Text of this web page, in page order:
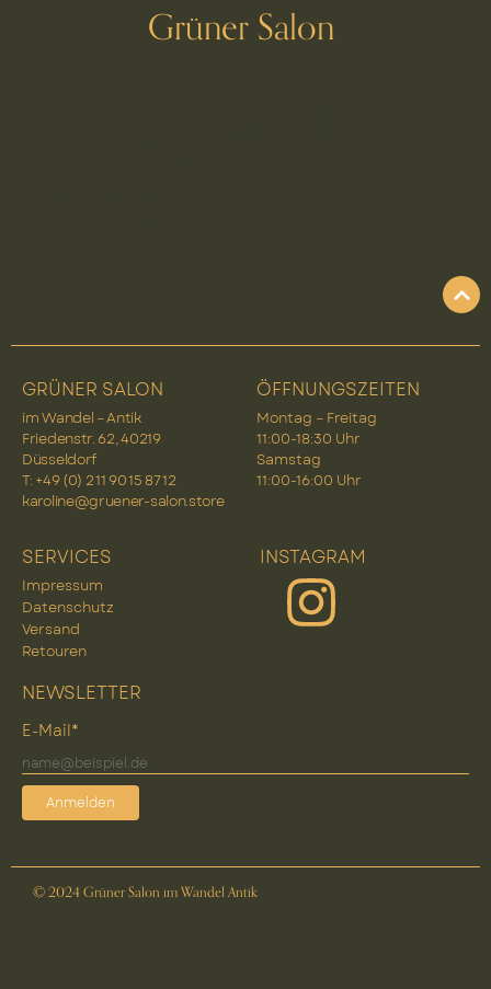
Grüner Salon
GRÜNER SALON
im Wandel – Antik
Friedenstr. 62, 40219
Düsseldorf
T: +49 (0) 2 11 90 15 87 12
karoline@gruener-salon.store
ÖFFNUNGSZEITEN
Montag – Freitag
11:00-18:30 Uhr
Samstag
11:00-16:00 Uhr
SERVICES
Impressum
Datenschutz
Versand
Retouren
INSTAGRAM
NEWSLETTER
E-Mail*
Anmelden
© 2024 Grüner Salon im Wandel Antik